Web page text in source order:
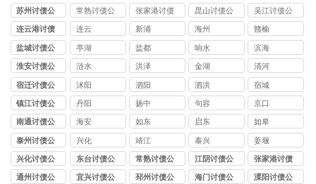
司
苏州讨债公
司
常熟讨债公
司
张家港讨债
公司
昆山讨债公
司
吴江讨债公
司
连云港讨债
公司
连云 新浦 海州 赣榆
盐城讨债公
司
亭湖 盐都 响水 滨海
淮安讨债公
司
涟水 洪泽 金湖 清河
宿迁讨债公
司
沭阳 泗阳 泗洪 宿城
镇江讨债公
司
丹阳 扬中 句容 京口
南通讨债公
司
海安 如东 启东 如皋
泰州讨债公
司
兴化 靖江 泰兴 姜堰
兴化讨债公
司
东台讨债公
司
常熟讨债公
司
江阴讨债公
司
张家港讨债
公司
通州讨债公
宜兴讨债公
邳州讨债公
海门讨债公
溧阳讨债公